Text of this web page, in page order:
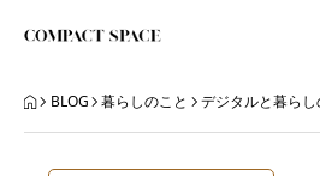
わたしのこと
BLOG 暮らしのこと デジタルと暮ら